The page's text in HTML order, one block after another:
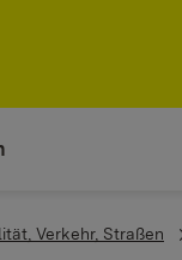
Verkehr, Straßen